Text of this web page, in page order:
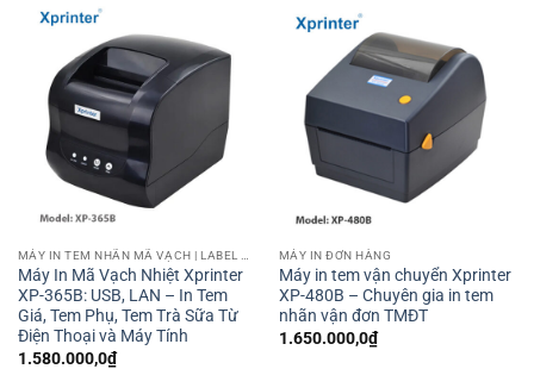
Máy In Mã Vạch Nhiệt Xprinter
XP-365B: USB, LAN – In Tem
Giá, Tem Phụ, Tem Trà Sữa Từ
Điện Thoại và Máy Tính
1.580.000,0₫
MÁY IN ĐƠN HÀNG
Máy in tem vận chuyển Xprinter
XP-480B – Chuyên gia in tem
nhãn vận đơn TMĐT
1.650.000,0₫